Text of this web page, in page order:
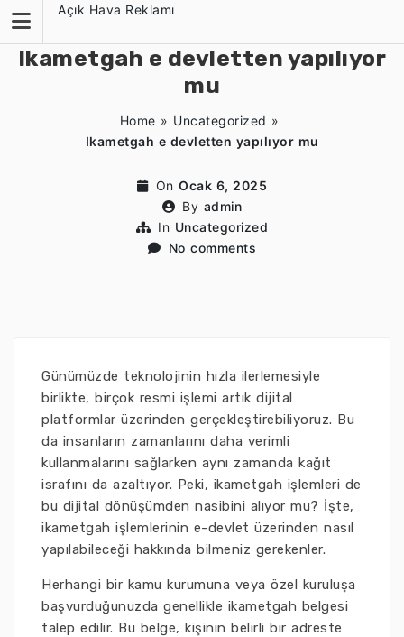
content
Açık Hava Reklamı
Ikametgah e devletten yapılıyor
mu
Home » Uncategorized »
Ikametgah e devletten yapılıyor mu
On Ocak 6, 2025
By admin
In Uncategorized
No comments
Günümüzde teknolojinin hızla ilerlemesiyle
birlikte, birçok resmi işlemi artık dijital
platformlar üzerinden gerçekleştirebiliyoruz. Bu
da insanların zamanlarını daha verimli
kullanmalarını sağlarken aynı zamanda kağıt
israfını da azaltıyor. Peki, ikametgah işlemleri de
bu dijital dönüşümden nasibini alıyor mu? İşte,
ikametgah işlemlerinin e-devlet üzerinden nasıl
yapılabileceği hakkında bilmeniz gerekenler.
Herhangi bir kamu kurumuna veya özel kuruluşa
başvurduğunuzda genellikle ikametgah belgesi
talep edilir. Bu belge, kişinin belirli bir adreste